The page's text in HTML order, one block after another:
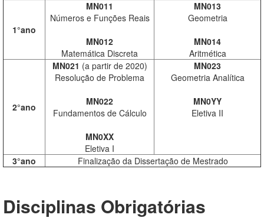
1°ano
MN011
Números e Funções Reais
MN012
Matemática Discreta
MN013
Geometria
MN014
Aritmética
2°ano
MN021 (a partir de 2020)
Resolução de Problema
MN022
Fundamentos de Cálculo
MN0XX
Eletiva I
MN023
Geometria Analítica
MN0YY
Eletiva II
3°ano Finalização da Dissertação de Mestrado
Disciplinas Obrigatórias